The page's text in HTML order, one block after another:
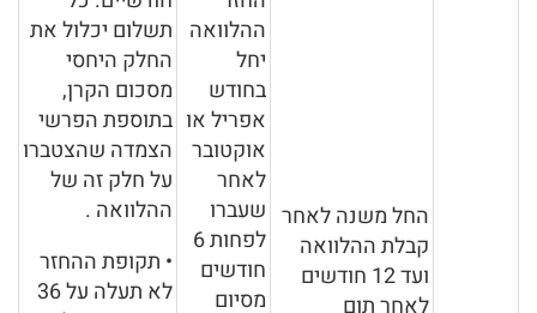
החל משנה לאחר
קבלת ההלוואה
ועד 12 חודשים
לאחר תום
ההלוואה
יחל
בחודש
אפריל או
אוקטובר
לאחר
שעברו
לפחות 6
חודשים
מסיום
תשלום יכלול את
החלק היחסי
מסכום הקרן,
בתוספת הפרשי
הצמדה שהצטברו
על חלק זה של
ההלוואה .
• תקופת ההחזר
לא תעלה על 36